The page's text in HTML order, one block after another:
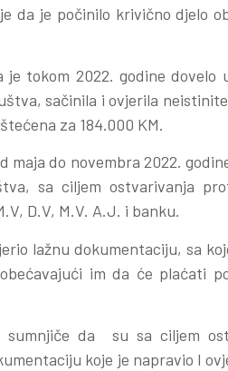
da je počinilo krivično djelo
tokom 2022. godine dovelo
sačinila i ovjerila
za 184.000 KM.
maja do novembra 2022.
sa ciljem ostvarivanja
D.V, M.V. A.J. i banku.
lažnu dokumentaciju, sa
im da će plaćati
da su sa ciljem
koje je napravio I